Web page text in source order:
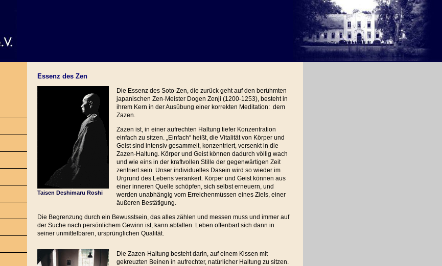
Essenz des Zen
Taisen Deshimaru Roshi
Die Essenz des Soto-Zen, die zurück geht auf den berühmten
japanischen Zen-Meister Dogen Zenji (1200-1253), besteht in
ihrem Kern in der Ausübung einer korrekten Meditation: dem
Zazen.
Zazen ist, in einer aufrechten Haltung tiefer Konzentration
einfach zu sitzen. „Einfach“ heißt, die Vitalität von Körper und
Geist sind intensiv gesammelt, konzentriert, versenkt in die
Zazen-Haltung. Körper und Geist können dadurch völlig wach
und wie eins in der kraftvollen Stille der gegenwärtigen Zeit
zentriert sein. Unser individuelles Dasein wird so wieder im
Urgrund des Lebens verankert. Körper und Geist können aus
einer inneren Quelle schöpfen, sich selbst erneuern, und
werden unabhängig vom Erreichenmüssen eines Ziels, einer
äußeren Bestätigung.
Die Begrenzung durch ein Bewusstsein, das alles zählen und messen muss und immer auf
der Suche nach persönlichem Gewinn ist, kann abfallen. Leben offenbart sich dann in
seiner unmittelbaren, ursprünglichen Qualität.
Die Zazen-Haltung besteht darin, auf einem Kissen mit
gekreuzten Beinen in aufrechter, natürlicher Haltung zu sitzen.